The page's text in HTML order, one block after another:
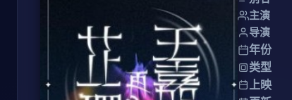
主演
导演
年份
类型
上映